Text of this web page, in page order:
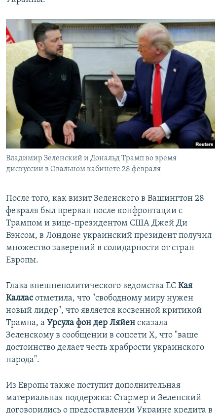
Владимир Зеленский и Дональд Трамп во время
дискуссии в Овальном кабинете 28 февраля
После того, как визит Зеленского в Вашингтон 28
февраля был прерван после конфронтации с
Трампом и вице-президентом США Джей Ди
Вэнсом, в Лондоне украинский президент получил
множество заверений в солидарности от стран
Европы.
Глава внешнеполитического ведомства ЕС Кая
Калласотметила, что "свободному миру нужен
новый лидер", что является косвенной критикой
Трампа, а Урсула фон дер Ляйен сказала
Зеленскому в сообщении в соцсети Х, что "ваше
достоинство делает честь храбрости украинского
народа".
Из Европы также поступит дополнительная
материальная поддержка: Стармер и Зеленский
договорились о предоставлении Украине кредита в